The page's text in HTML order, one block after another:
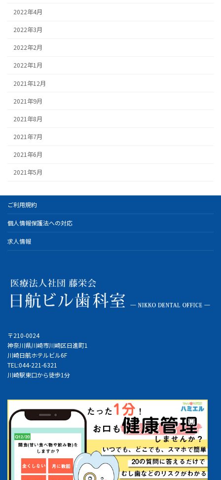
2022年4月
2022年3月
2022年2月
2022年1月
2021年12月
2021年9月
2021年8月
2021年7月
2021年6月
2021年5月
ご利用規約
個人情報保護法への対応
求人情報
〒210-0024
神奈川県川崎市川崎区日進町1
川崎日航ホテルビル6F
TEL:044-221-6321
川崎駅東口から徒歩1分